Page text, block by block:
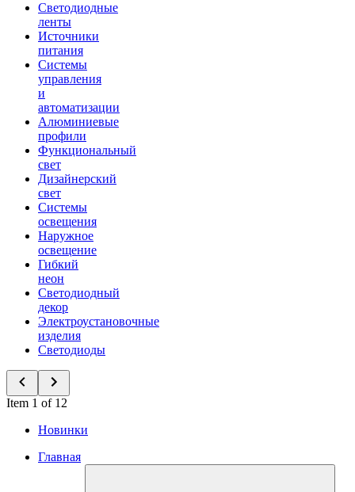
Светодиодные
ленты
Источники
питания
Системы
управления
и
автоматизации
Алюминиевые
профили
Функциональный
свет
Дизайнерский
свет
Системы
освещения
Наружное
освещение
Гибкий
неон
Светодиодный
декор
Электроустановочные
изделия
Светодиоды
Item 1 of 12
Новинки
Главная